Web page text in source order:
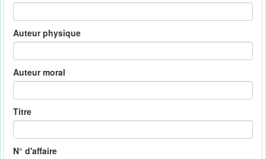
Auteur physique
Auteur moral
Titre
N° d'affaire